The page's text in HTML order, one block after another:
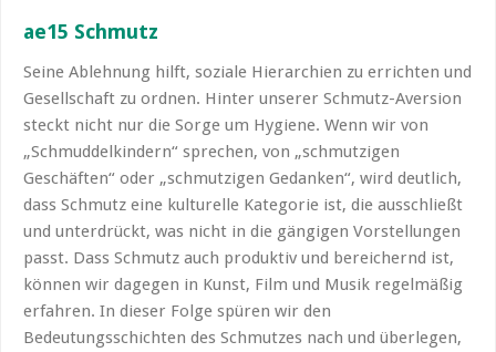
ae15 Schmutz
Seine Ablehnung hilft, soziale Hierarchien zu errichten und
Gesellschaft zu ordnen. Hinter unserer Schmutz-Aversion
steckt nicht nur die Sorge um Hygiene. Wenn wir von
„Schmuddelkindern“ sprechen, von „schmutzigen
Geschäften“ oder „schmutzigen Gedanken“, wird deutlich,
dass Schmutz eine kulturelle Kategorie ist, die ausschließt
und unterdrückt, was nicht in die gängigen Vorstellungen
passt. Dass Schmutz auch produktiv und bereichernd ist,
können wir dagegen in Kunst, Film und Musik regelmäßig
erfahren. In dieser Folge spüren wir den
Bedeutungsschichten des Schmutzes nach und überlegen,